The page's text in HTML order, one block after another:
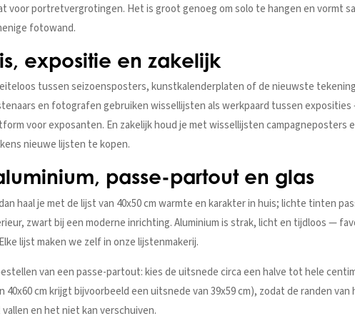
voor portretvergrotingen. Het is groot genoeg om solo te hangen en vormt
fotowand.
expositie en zakelijk
tussen seizoensposters, kunstkalenderplaten of de nieuwste
en fotografen gebruiken wissellijsten als werkpaard tussen
voor exposanten. En zakelijk houd je met wissellijsten campagneposters
nieuwe lijsten te kopen.
passe-partout en glas
haal je met de lijst van 40x50 cm warmte en karakter in huis; lichte tinten
zwart bij een moderne inrichting. Aluminium is strak, licht en tijdloos —
lijst maken we zelf in onze lijstenmakerij.
van een passe-partout: kies de uitsnede circa een halve tot hele
40x60 cm krijgt bijvoorbeeld een uitsnede van 39x59 cm), zodat de randen
en het niet kan verschuiven.